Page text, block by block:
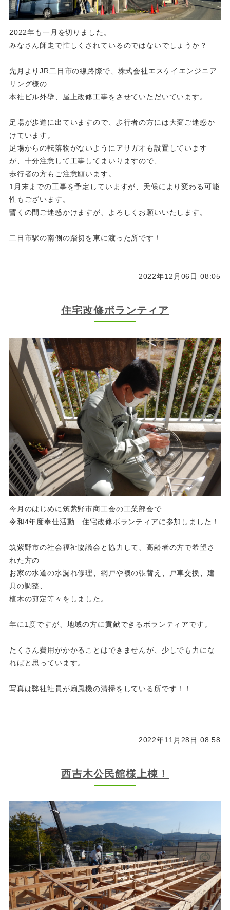
2022年も一月を切りました。
みなさん師走で忙しくされているのではないでしょうか？
先月よりJR二日市の線路際で、株式会社エスケイエンジニア
リング様の
本社ビル外壁、屋上改修工事をさせていただいています。
足場が歩道に出ていますので、歩行者の方には大変ご迷惑か
けています。
足場からの転落物がないようにアサガオも設置しています
が、十分注意して工事してまいりますので、
歩行者の方もご注意願います。
1月末までの工事を予定していますが、天候により変わる可能
性もございます。
暫くの間ご迷惑かけますが、よろしくお願いいたします。
二日市駅の南側の踏切を東に渡った所です！
2022年12月06日 08:05
住宅改修ボランティア
今月のはじめに筑紫野市商工会の工業部会で
令和4年度奉仕活動 住宅改修ボランティアに参加しました！
筑紫野市の社会福祉協議会と協力して、高齢者の方で希望さ
れた方の
お家の水道の水漏れ修理、網戸や襖の張替え、戸車交換、建
具の調整、
植木の剪定等々をしました。
年に1度ですが、地域の方に貢献できるボランティアです。
たくさん費用がかかることはできませんが、少しでも力にな
ればと思っています。
写真は弊社社員が扇風機の清掃をしている所です！！
2022年11月28日 08:58
西吉木公民館様上棟！